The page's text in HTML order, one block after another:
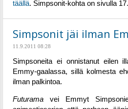
täällä. Simpsonit-kohta on sivulla 17.
Simpsonit jäi ilman
11.9.2011 08:28
Simpsoneita ei onnistanut eilen
Emmy-gaalassa, sillä kolmesta
ilman palkintoa.
Futurama vei Emmyt